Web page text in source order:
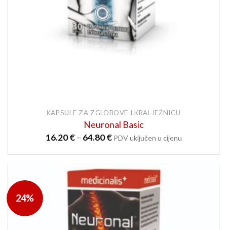
KAPSULE ZA ZGLOBOVE I KRALJEŽNICU
Neuronal Basic
16.20€ – 64.80€Raspon
od
do
64.80 €
PDV uključen u cijenu
24%